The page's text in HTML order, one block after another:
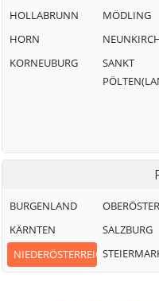
HOLLABRUNN
HORN
KORNEUBURG
MÖDLING
SANKT
BURGENLAND
KÄRNTEN
NIEDERÖSTERREICH
SALZBURG